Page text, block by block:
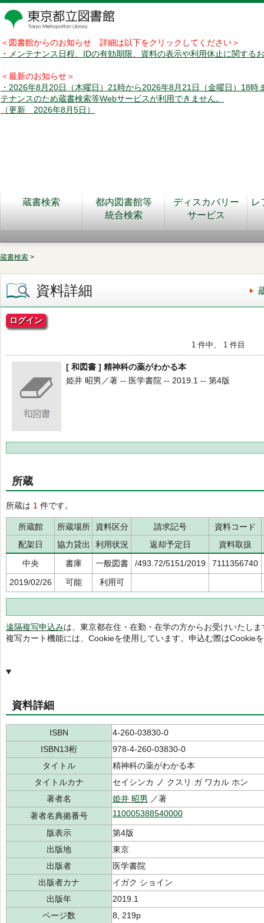
＜図書館からのお知らせ 詳細は以下をクリックしてください＞
・メンテナンス日程、IDの有効期限、資料の表示や利用休止に関する
＜最新のお知らせ＞
・2026年8月20日（木曜日）21時から2026年8月21日（金曜日）18時
テナンスのため蔵書検索等Webサービスが利用できません。
（更新 2026年8月5日）
蔵書検索
都内図書館等
統合検索
ディスカバリー
サービス
レ
蔵書検索 >
資料詳細
ログイン
1 件中、 1 件目
[ 和図書 ] 精神科の薬がわかる本
姫井 昭男／著 -- 医学書院 -- 2019.1 -- 第4版
所蔵
所蔵は 1 件です。
所蔵館 所蔵場所 資料区分 請求記号 資料コード
配架日
協力貸出 利用状況 返却予定日
資料取扱
中央
書庫 一般図書 /493.72/5151/2019
7111356740
2019/02/26
可能 利用可
遠隔複写申込みは、東京都在住・在勤・在学の方からお受けいたしま
複写カート機能には、Cookieを使用しています。申込む際はCookie
資料詳細
ISBN
4-260-03830-0
ISBN13桁
978-4-260-03830-0
タイトル
精神科の薬がわかる本
タイトルカナ
セイシンカ ノ クスリ ガ ワカル ホン
著者名
姫井 昭男 ／著
著者名典拠番号
110005388540000
版表示
第4版
出版地
東京
出版者
医学書院
出版者カナ
イガク ショイン
出版年
2019.1
ページ数
8, 219p